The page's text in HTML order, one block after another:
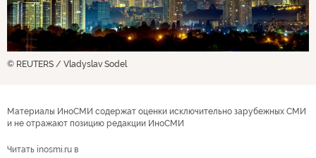
© REUTERS / Vladyslav Sodel
Материалы ИноСМИ содержат оценки исключительно зарубежных СМИ
и не отражают позицию редакции ИноСМИ
Читать inosmi.ru в